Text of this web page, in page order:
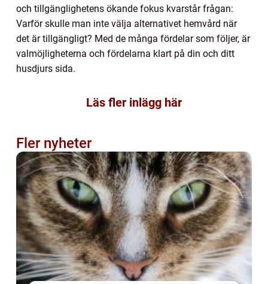
och tillgänglighetens ökande fokus kvarstår frågan:
Varför skulle man inte välja alternativet hemvård när
det är tillgängligt? Med de många fördelar som följer, är
valmöjligheterna och fördelarna klart på din och ditt
husdjurs sida.
Läs fler inlägg här
Fler nyheter